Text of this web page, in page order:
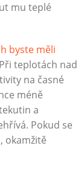
mu teplé
byste měli
teplotách nad
na časné
méně
a
Pokud se
okamžitě